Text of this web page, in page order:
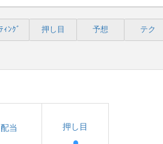
ｨﾝｸﾞ 押し目 予想 テク
配当 押し目